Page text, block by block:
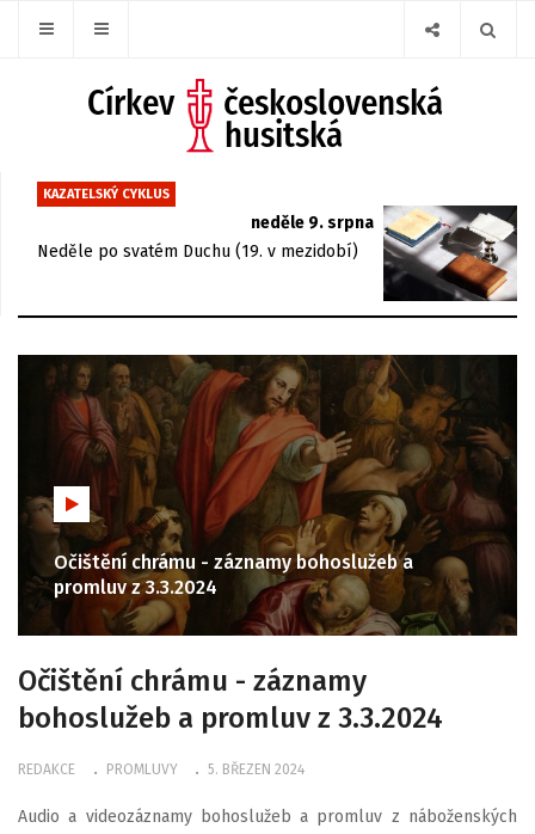
KAZATELSKÝ CYKLUS
neděle 9. srpna
Neděle po svatém Duchu (19. v mezidobí)
Očištění chrámu - záznamy bohoslužeb a
promluv z 3.3.2024
Očištění chrámu - záznamy
bohoslužeb a promluv z 3.3.2024
REDAKCE PROMLUVY 5. BŘEZEN 2024
Audio a videozáznamy bohoslužeb a promluv z náboženských